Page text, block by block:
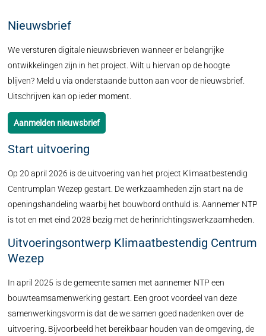
Nieuwsbrief
We versturen digitale nieuwsbrieven wanneer er belangrijke
ontwikkelingen zijn in het project. Wilt u hiervan op de hoogte
blijven? Meld u via onderstaande button aan voor de nieuwsbrief.
Uitschrijven kan op ieder moment.
Aanmelden nieuwsbrief
Start uitvoering
Op 20 april 2026 is de uitvoering van het project Klimaatbestendig
Centrumplan Wezep gestart. De werkzaamheden zijn start na de
openingshandeling waarbij het bouwbord onthuld is. Aannemer NTP
is tot en met eind 2028 bezig met de herinrichtingswerkzaamheden.
Uitvoeringsontwerp Klimaatbestendig Centrum
Wezep
In april 2025 is de gemeente samen met aannemer NTP een
bouwteamsamenwerking gestart. Een groot voordeel van deze
samenwerkingsvorm is dat de we samen goed nadenken over de
uitvoering. Bijvoorbeeld het bereikbaar houden van de omgeving, de